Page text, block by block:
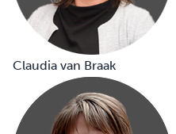
Claudia van Braak